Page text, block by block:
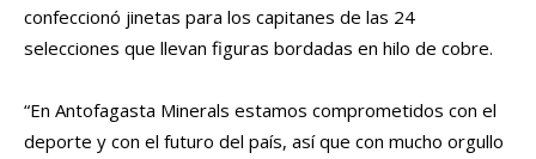
confeccionó jinetas para los capitanes de las 24
selecciones que llevan figuras bordadas en hilo de cobre.
“En Antofagasta Minerals estamos comprometidos con el
deporte y con el futuro del país, así que con mucho orgullo